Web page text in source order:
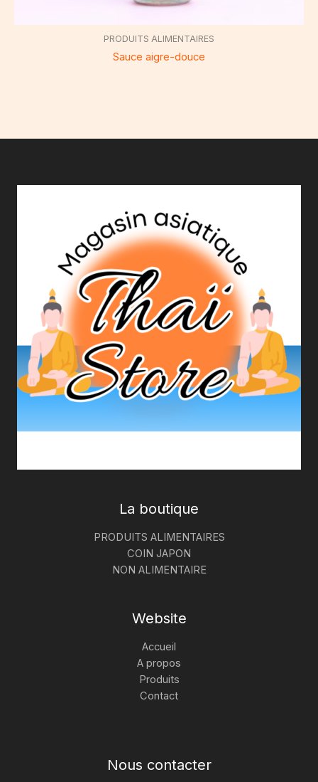
PRODUITS ALIMENTAIRES
Sauce aigre-douce
La boutique
PRODUITS ALIMENTAIRES
COIN JAPON
NON ALIMENTAIRE
Website
Accueil
A propos
Produits
Contact
Nous contacter